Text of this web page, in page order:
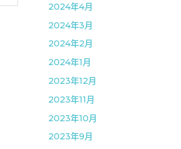
2024年4月
2024年3月
2024年2月
2024年1月
2023年12月
2023年11月
2023年10月
2023年9月